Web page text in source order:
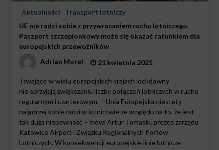
Aktualności
Transport lotniczy
UE nie radzi sobie z przywracaniem ruchu lotniczego.
Paszport szczepionkowy może się okazać ratunkiem dla
europejskich przewoźników
Adrian Morel
21 kwietnia 2021
Trwające w wielu europejskich krajach lockdowny
nie sprzyjają zwiększaniu liczby połączeń lotniczych w ruchu
regularnym i czarterowym. – Unia Europejska niestety
najgorzej sobie radzi w lotnictwie ze względu na to, że jest
tak duża niepewność – mówi Artur Tomasik, prezes zarządu
Katowice Airport i Związku Regionalnych Portów
Lotniczych. W konsekwencji europejskie linie lotnicze